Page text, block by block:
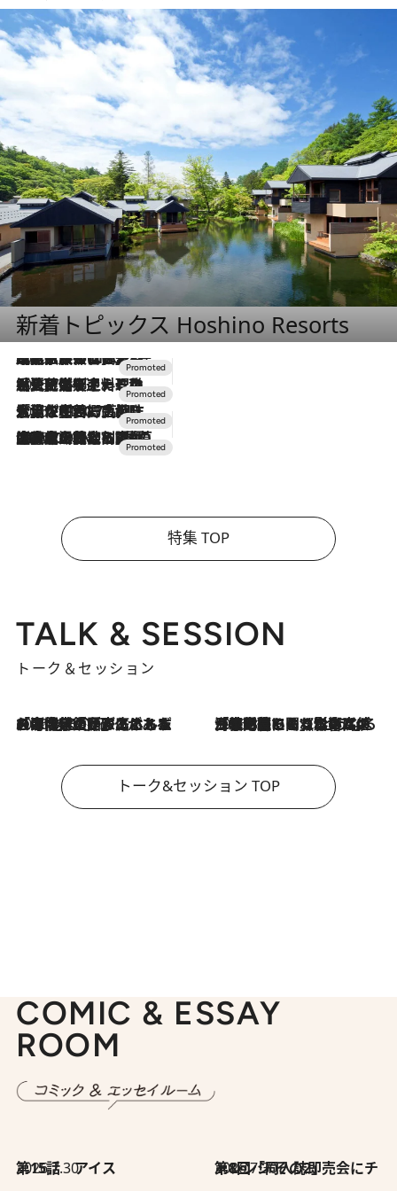
新着トピックス Hoshino Resorts
2026.7.31
【ホテル帰省】という選択肢をOMOが提案。家族とほどよい距離を保つには「昼は実家、夜は気兼ねなくホテルで！」
2026.7.24
【夏限定ディナーコース】旬を迎える稚鮎や花ズッキーニなどをイタリア・トスカーナの郷土料理の手法で満喫！
2026.7.17
「土佐和ハーブかき氷」がOMO7高知に登場！生姜、山椒、大葉など目にも舌にも涼を呼ぶ郷土の味
2026.7.10
NEW OPEN！【界 草津】名湯の地に誕生。趣の異なる2種の温泉と上州ならではの会席・蕎麦割烹など美食を味わう究極の癒やし旅
特集 TOP
TALK & SESSION
トーク＆セッション
2026.8.3
「今後値上げがあるとすれば…」「リスクがあるのは今年の冬」エネルギー専門家が語る、ホルムズ海峡封鎖が家庭にもたらす“ある心配” 2026.8.3
「住宅建てられない…」「サーチャージ料の高値が続いている」ホルムズ海峡封鎖による影響はいつまで続く？《エネルギー専門家に聞く“どうなる日本の暮らし”》
トーク&セッション TOP
COMIC & ESSAY
ROOM
2026.7.30
第15話 アイス 2026.7.30
第8回「同人誌即売会にチャレンジ その2」